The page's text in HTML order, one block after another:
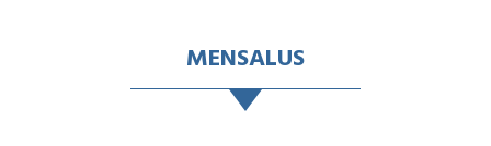
MENSALUS